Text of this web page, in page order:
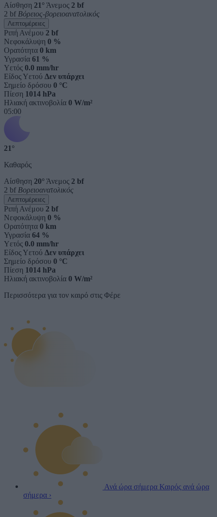
Αίσθηση 21° Άνεμος 2 bf
2 bf Βόρειος-βορειοανατολικός
Λεπτομέρειες
Ριπή Ανέμου 2 bf
Νεφοκάλυψη 0 %
Ορατότητα 0 km
Υγρασία 61 %
Υετός 0.0 mm/hr
Είδος Υετού Δεν υπάρχει
Σημείο δρόσου 0 °C
Πίεση 1014 hPa
Ηλιακή ακτινοβολία 0 W/m²
05:00
21°
Καθαρός
Αίσθηση 20° Άνεμος 2 bf
2 bf Βορειοανατολικός
Λεπτομέρειες
Ριπή Ανέμου 2 bf
Νεφοκάλυψη 0 %
Ορατότητα 0 km
Υγρασία 64 %
Υετός 0.0 mm/hr
Είδος Υετού Δεν υπάρχει
Σημείο δρόσου 0 °C
Πίεση 1014 hPa
Ηλιακή ακτινοβολία 0 W/m²
Περισσότερα για τον καιρό στις Φέρε
Ανά ώρα σήμερα Καιρός ανά ώρα
σήμερα ›